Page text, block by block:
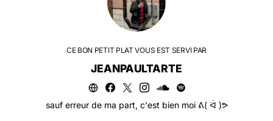
CE BON PETIT PLAT VOUS EST SERVI PAR
JEANPAULTARTE
sauf erreur de ma part, c'est bien moi ᕕ( ᐛ )ᕗ